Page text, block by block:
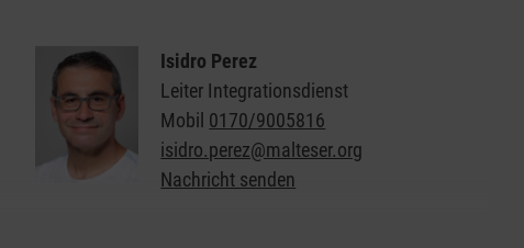
Isidro Perez
Leiter Integrationsdienst
Mobil 0170/9005816
isidro.perez@malteser.org
Nachricht senden